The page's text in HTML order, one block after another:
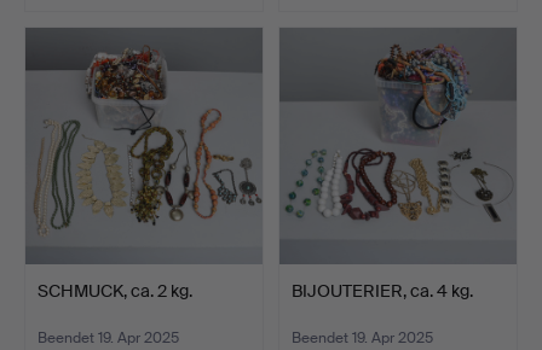
SCHMUCK, ca. 2 kg.
Beendet 19. Apr 2025
BIJOUTERIER, ca. 4 kg.
Beendet 19. Apr 2025